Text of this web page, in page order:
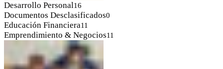
Desarrollo Personal16
Documentos Desclasificados0
Educación Financiera11
Emprendimiento & Negocios11